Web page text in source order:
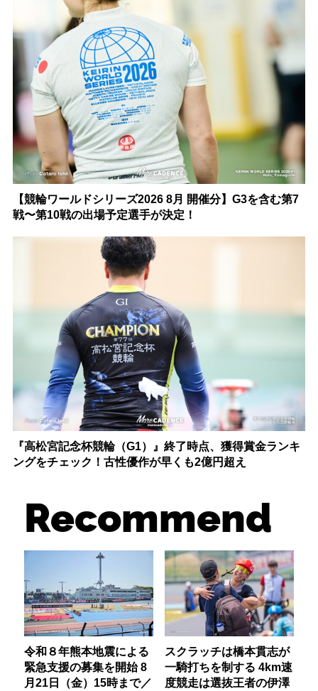
【競輪ワールドシリーズ2026 8月 開催分】G3を含む第7
戦〜第10戦の出場予定選手が決定！
『高松宮記念杯競輪（G1）』終了時点、獲得賞金ランキ
ングをチェック！古性優作が早くも2億円超え
Recommend
令和８年熊本地震による
緊急支援の募集を開始 8
月21日（金）15時まで／
スクラッチは橋本貫志が
一騎打ちを制する 4km速
度競走は選抜王者の伊澤